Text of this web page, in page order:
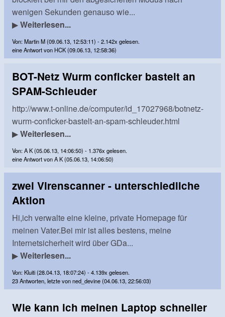
wenigen Sekunden genauso wie...
▶Weiterlesen...
Von: Martin M (09.06.13, 12:53:11) - 2.142x gelesen.
eine Antwort von HCK (09.06.13, 12:58:36)
BOT-Netz Wurm conficker bastelt an
SPAM-Schleuder
http://www.t-online.de/computer/id_17027968/botnetz-
wurm-conficker-bastelt-an-spam-schleuder.html
▶Weiterlesen...
Von: A K (05.06.13, 14:06:50) - 1.376x gelesen.
eine Antwort von A K (05.06.13, 14:06:50)
zwei Virenscanner - unterschiedliche
Aktion
Hi,ich verwalte eine kleine, private Homepage für
meinen Vater.Bei mir ist alles bestens, meine
Internetsicherheit wird über GDa...
▶Weiterlesen...
Von: Kluiti (28.04.13, 18:07:24) - 4.139x gelesen.
23 Antworten, letzte von ned_devine (04.06.13, 22:56:03)
Wie kann ich meinen Laptop schneller